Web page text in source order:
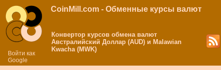
Войти как
Google
CoinMill.com - Обменные курсы валют
Конвертор курсов обмена валют
Австралийский Доллар (AUD) и Malawian
Kwacha (MWK)